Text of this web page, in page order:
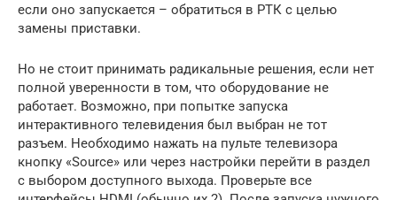
если оно запускается – обратиться в РТК с целью
замены приставки.
Но не стоит принимать радикальные решения, если нет
полной уверенности в том, что оборудование не
работает. Возможно, при попытке запуска
интерактивного телевидения был выбран не тот
разъем. Необходимо нажать на пульте телевизора
кнопку «Source» или через настройки перейти в раздел
с выбором доступного выхода. Проверьте все